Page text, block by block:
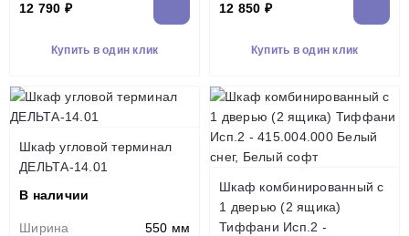
12 790 ₽
Купить в один клик
12 850 ₽
Купить в один клик
Шкаф угловой терминал
ДЕЛЬТА-14.01
В наличии
Ширина
550 мм
Шкаф комбинированный с
1 дверью (2 ящика)
Тиффани Исп.2 -